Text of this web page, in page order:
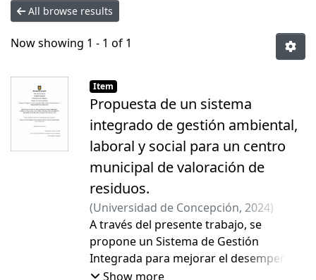
All browse results
Now showing 1 - 1 of 1
Item
Propuesta de un sistema
integrado de gestión ambiental,
laboral y social para un centro
municipal de valoración de
residuos.
(Universidad de Concepción, 2024)
Fleitas Matto, Diomedes Juan Abel
González Sánchez, Patricia del Carmen
A través del presente trabajo, se
propone un Sistema de Gestión
Integrada para mejorar el desempeño
ambiental, laboral y social del Centro
Show more